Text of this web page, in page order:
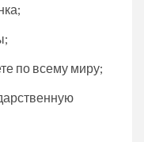
по всему миру;